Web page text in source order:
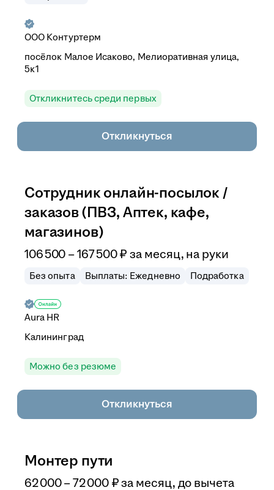
ООО Контуртерм
посёлок Малое Исаково, Мелиоративная улица,
5к1
Откликнитесь среди первых
Откликнуться
Сотрудник онлайн-посылок /
заказов (ПВЗ, Аптек, кафе,
магазинов)
106 500 –167 500₽ за месяц, на руки
Без опыта Выплаты: Ежедневно Подработка
Aura HR
Калининград
Можно без резюме
Откликнуться
Монтер пути
62 000–72 000 ₽ за месяц, до вычета